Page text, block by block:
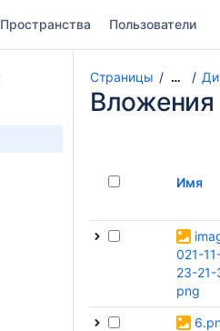
Пространства Пользователи
Страницы …
Вложения
Имя
021-
23-21-
png